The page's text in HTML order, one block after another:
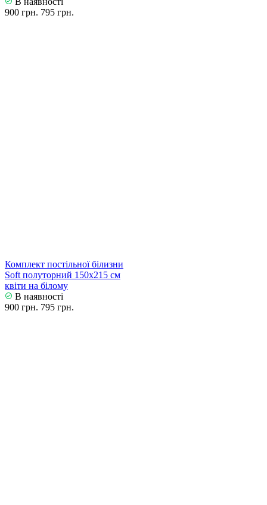
900 грн. 795 грн.
Комплект постільної білизни
Soft полуторний 150х215 см
квіти на білому
В наявності
900 грн. 795 грн.